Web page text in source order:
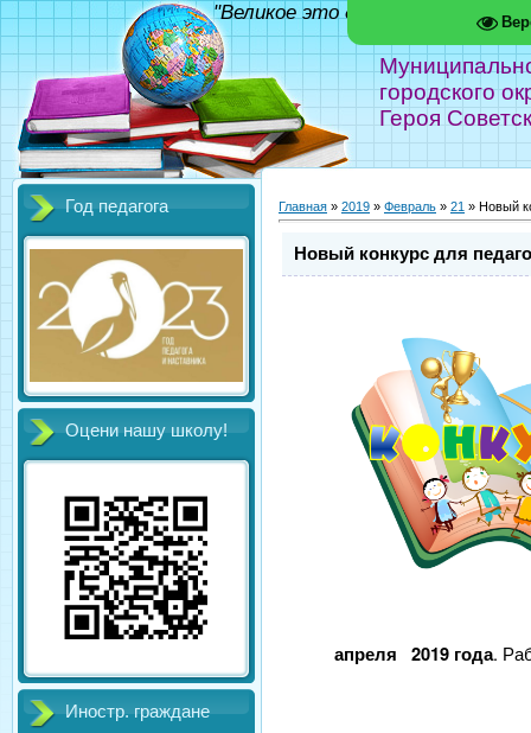
городского
Героя
"Великое это дело - школа!"
Год педагога
Оцени нашу школу!
Иностр. граждане
Главная » 2019 » Февраль » 21 » Новый
Новый конкурс для
апреля 2019 года.